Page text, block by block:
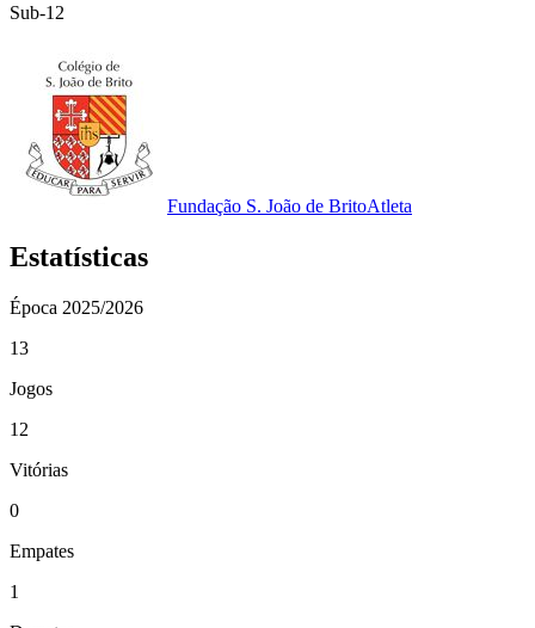
Sub-12
Fundação S. João de BritoAtleta
Estatísticas
Época 2025/2026
13
Jogos
12
Vitórias
0
Empates
1